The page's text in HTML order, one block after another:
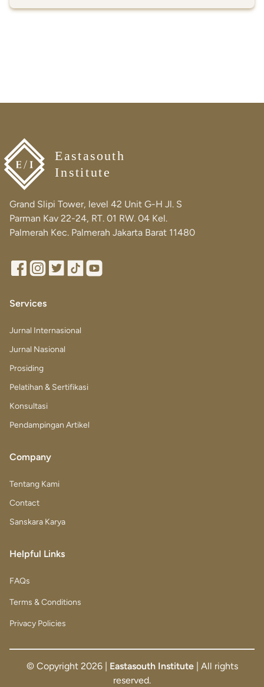
Eastasouth
Institute
Grand Slipi Tower, level 42 Unit G-H Jl. S
Parman Kav 22-24, RT. 01 RW. 04 Kel.
Palmerah Kec. Palmerah Jakarta Barat 11480
Facebook
InstagramTwitterTiktokYoutube
Services
Jurnal Internasional
Jurnal Nasional
Prosiding
Pelatihan & Sertifikasi
Konsultasi
Pendampingan Artikel
Company
Tentang Kami
Contact
Sanskara Karya
Helpful Links
FAQs
Terms & Conditions
Privacy Policies
© Copyright 2026| Eastasouth Institute | All rights
reserved.